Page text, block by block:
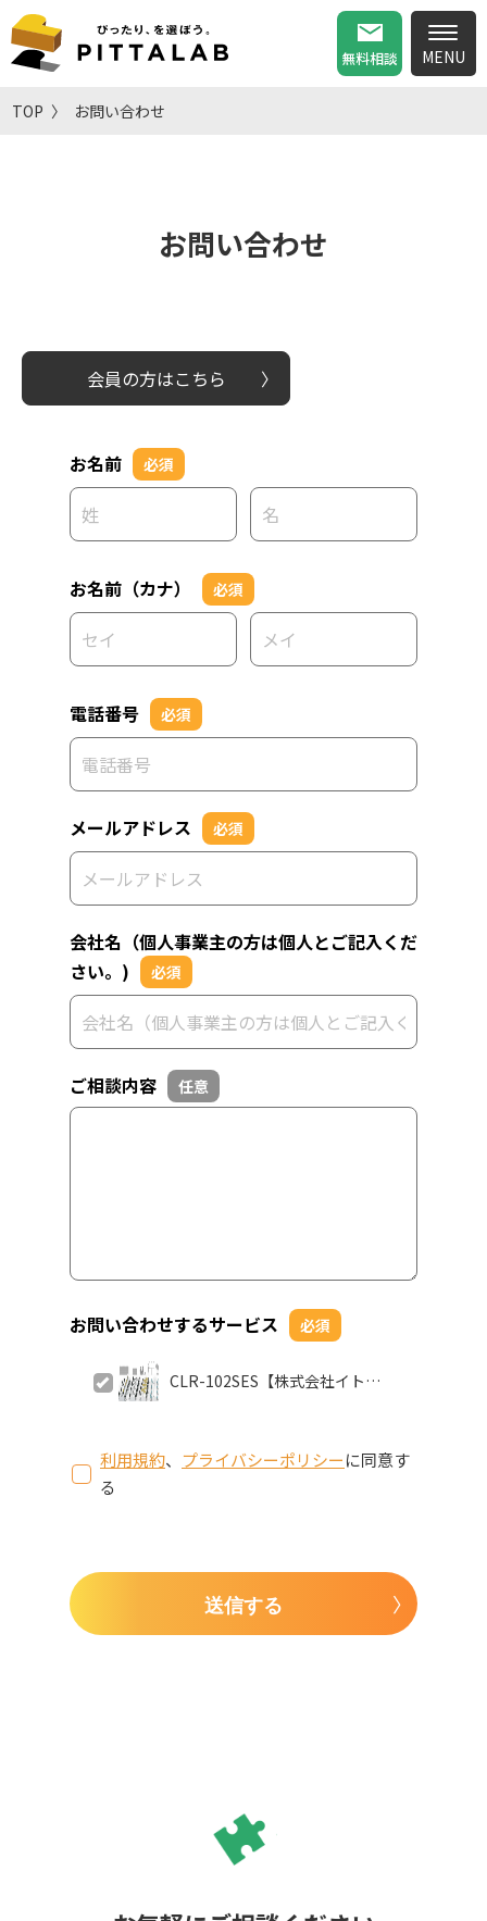
無料相談
TOP お問い合わせ
お問い合わせ
会員の方はこちら
お名前 必須
お名前（カナ） 必須
電話番号 必須
メールアドレス 必須
会社名（個人事業主の方は個人とご記入くだ
さい。)
必須
ご相談内容 任意
お問い合わせするサービス 必須
CLR-102SES【株式会社イトー
利用規約、 プライバシーポリシーに同意す
る
送信する